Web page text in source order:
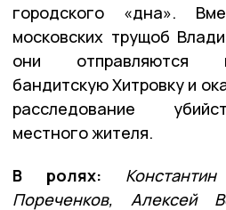
городского «дна».
московских трущоб
они отправляются
бандитскую Хитровку и
расследование
местного жителя.
В ролях:
Пореченков, Алексей